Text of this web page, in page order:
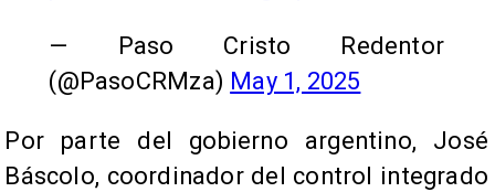
— Paso Cristo Redentor
(@PasoCRMza) May 1, 2025
Por parte del gobierno argentino, José
Báscolo, coordinador del control integrado